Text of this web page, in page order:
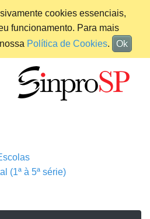
cookies essenciais,
funcionamento. Para mais
Política de Cookies. Ok
(1ª à 5ª série)